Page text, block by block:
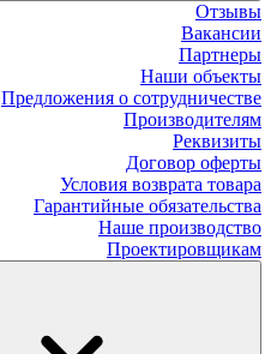
Отзывы
Вакансии
Партнеры
Наши объекты
Предложения о сотрудничестве
Производителям
Реквизиты
Договор оферты
Условия возврата товара
Гарантийные обязательства
Наше производство
Проектировщикам